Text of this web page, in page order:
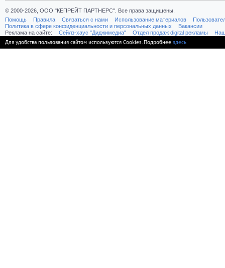
© 2000-2026, ООО "КЕПРЕЙТ ПАРТНЕРС". Все права защищены.
Помощь
Правила Связаться с нами Использование материалов
Политика в сфере конфиденциальности и персональных данных
Вакансии
Реклама на сайте:
Cейлз-хаус "Диджимедиа" Отдел продаж digital рекламы
Для удобства пользования сайтом используются Cookies. Подробнее здесь